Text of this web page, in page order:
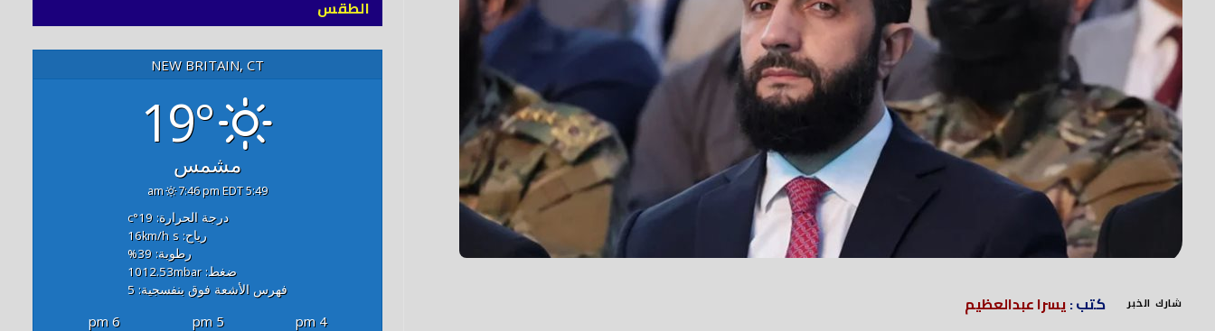
شارك الخبر كتب :يسرا عبدالعظيم
الطقس
NEW BRITAIN, CT
19°
مشمس
5:49 am
7:46 pm EDT
درجة الحرارة: 19
°c
رياح: 16 km/h s
رطوبة: 39
%
ضغط: 1012.53mbar
فهرس الأشعة فوق بنفسجية: 5
4 pm
5 pm
6 pm